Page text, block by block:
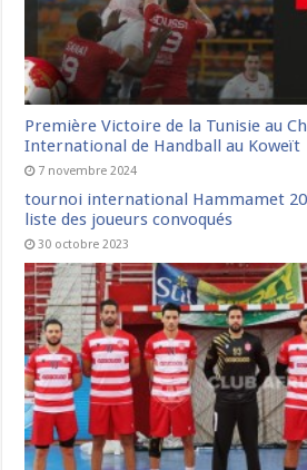
Première Victoire de la Tunisie au
International de Handball au Koweït
7 novembre 2024
tournoi international Hammamet
liste des joueurs convoqués
30 octobre 2023